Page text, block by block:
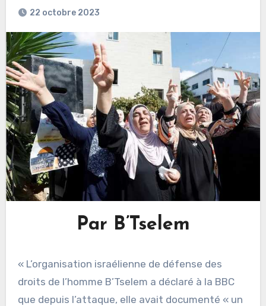
22 octobre 2023
Par B’Tselem
« L’organisation israélienne de défense des
droits de l’homme B’Tselem a déclaré à la BBC
que depuis l’attaque, elle avait documenté « un